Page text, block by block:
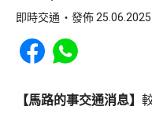
即時交通 發佈
Share to Facebook
Share to WhatsApp
【馬路的事交通消息】